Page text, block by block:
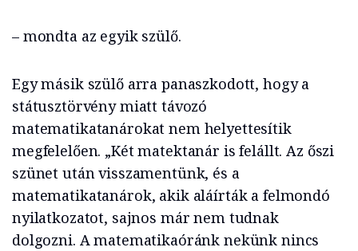
– mondta az egyik szülő.
Egy másik szülő arra panaszkodott, hogy a
státusztörvény miatt távozó
matematikatanárokat nem helyettesítik
megfelelően. „Két matektanár is felállt. Az őszi
szünet után visszamentünk, és a
matematikatanárok, akik aláírták a felmondó
nyilatkozatot, sajnos már nem tudnak
dolgozni. A matematikaóránk nekünk nincs